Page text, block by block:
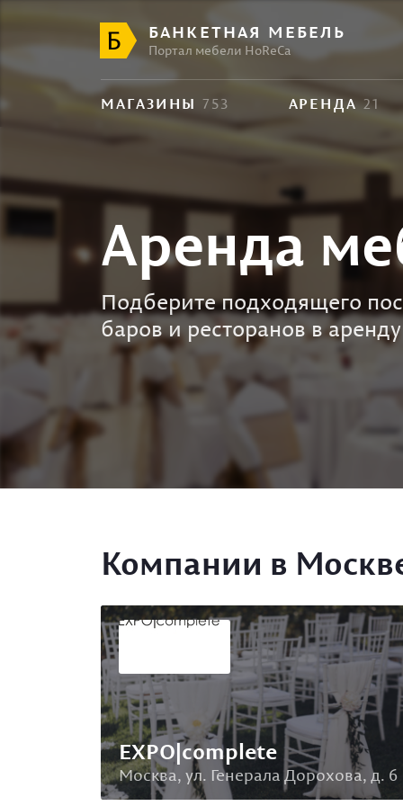
БАНКЕТНАЯ МЕБЕЛЬ
Портал мебели HoReCa
МАГАЗИНЫ 753 АРЕНДА 21
Аренда
Подберите подходящего
баров и ресторанов в
Компании в
EXPO|complete
Москва, ул. Генерала Дорохова, д. 6